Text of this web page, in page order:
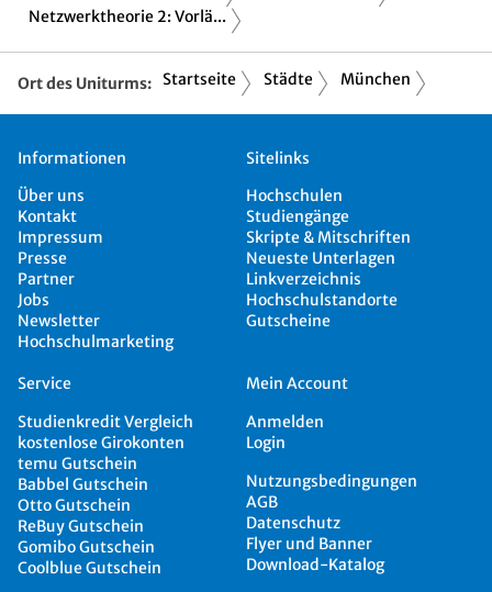
Netzwerktheorie 2: Vorlä...
Ort des Uniturms: Startseite Städte München
Informationen
Über uns
Kontakt
Impressum
Presse
Partner
Jobs
Newsletter
Hochschulmarketing
Sitelinks
Hochschulen
Studiengänge
Skripte & Mitschriften
Neueste Unterlagen
Linkverzeichnis
Hochschulstandorte
Gutscheine
Service
Studienkredit Vergleich
kostenlose Girokonten
temu Gutschein
Babbel Gutschein
Otto Gutschein
ReBuy Gutschein
Gomibo Gutschein
Coolblue Gutschein
Mein Account
Anmelden
Login
Nutzungsbedingungen
AGB
Datenschutz
Flyer und Banner
Download-Katalog